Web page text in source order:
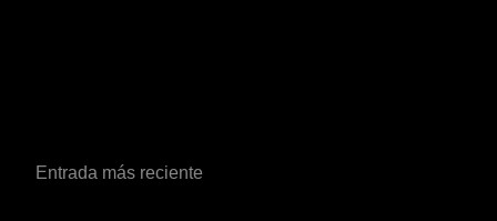
Entrada más reciente